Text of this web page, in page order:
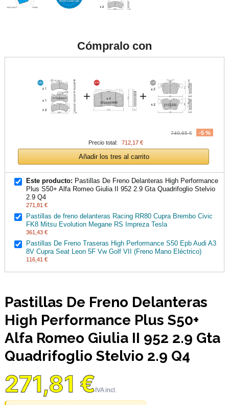
Cómpralo con
+ +
749,65 €
-5 %
Precio total:
712,17 €
Añadir los tres al carrito
Este producto: Pastillas De Freno Delanteras High Performance
Plus S50+ Alfa Romeo Giulia II 952 2.9 Gta Quadrifoglio Stelvio
2.9 Q4
271,81 €
Pastillas de freno delanteras Racing RR80 Cupra Brembo Civic
FK8 Mitsu Evolution Megane RS Impreza Tesla
361,43 €
Pastillas De Freno Traseras High Performance S50 Epb Audi A3
8V Cupra Seat Leon 5F Vw Golf VII (Freno Mano Eléctrico)
116,41 €
Pastillas De Freno Delanteras
High Performance Plus S50+
Alfa Romeo Giulia II 952 2.9 Gta
Quadrifoglio Stelvio 2.9 Q4
271,81 €